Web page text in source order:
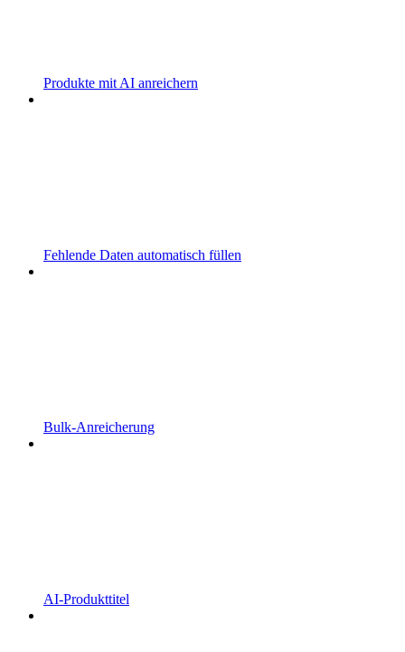
Produkte mit AI anreichern
Fehlende Daten automatisch füllen
Bulk-Anreicherung
AI-Produkttitel